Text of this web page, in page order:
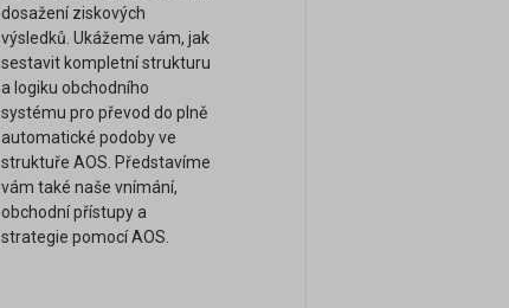
dosažení ziskových
výsledků. Ukážeme vám, jak
sestavit kompletní strukturu
a logiku obchodního
systému pro převod do plně
automatické podoby ve
struktuře AOS. Představíme
vám také naše vnímání,
obchodní přístupy a
strategie pomocí AOS.